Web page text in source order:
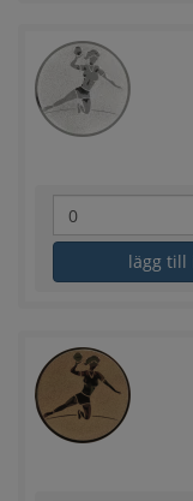
lägg till